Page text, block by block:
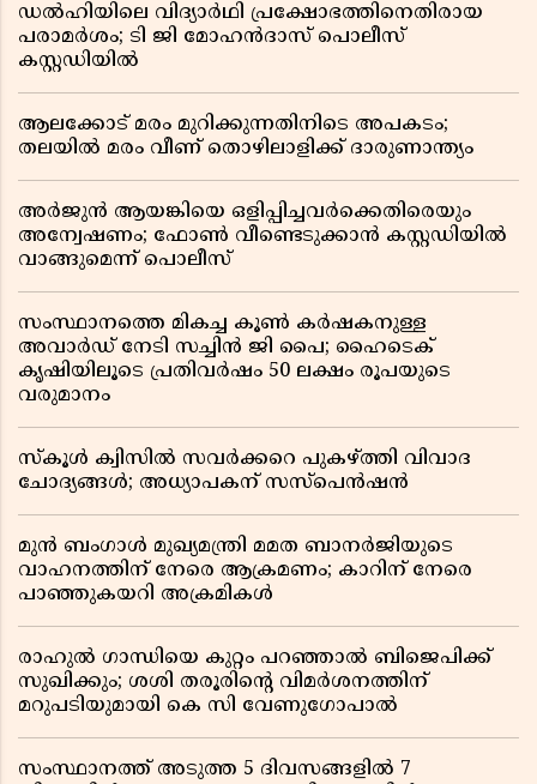
ഡൽഹിയിലെ വിദ്യാർഥി പ്രക്ഷോഭത്തിനെതിരായ
പരാമർശം; ടി ജി മോഹൻദാസ് പൊലീസ്
കസ്റ്റഡിയിൽ
ആലക്കോട് മരം മുറിക്കുന്നതിനിടെ അപകടം;
തലയിൽ മരം വീണ് തൊഴിലാളിക്ക് ദാരുണാന്ത്യം
അർജുൻ ആയങ്കിയെ ഒളിപ്പിച്ചവർക്കെതിരെയും
അന്വേഷണം; ഫോൺ വീണ്ടെടുക്കാൻ കസ്റ്റഡിയിൽ
വാങ്ങുമെന്ന് പൊലീസ്
സംസ്ഥാനത്തെ മികച്ച കൂൺ കർഷകനുള്ള
അവാർഡ് നേടി സച്ചിൻ ജി പൈ; ഹൈടെക്
കൃഷിയിലൂടെ പ്രതിവർഷം 50 ലക്ഷം രൂപയുടെ
വരുമാനം
സ്കൂൾ ക്വിസിൽ സവർക്കറെ പുകഴ്ത്തി വിവാദ
ചോദ്യങ്ങൾ; അധ്യാപകന് സസ്പെൻഷൻ
മുൻ ബംഗാൾ മുഖ്യമന്ത്രി മമത ബാനർജിയുടെ
വാഹനത്തിന് നേരെ ആക്രമണം; കാറിന് നേരെ
പാഞ്ഞുകയറി അക്രമികൾ
രാഹുൽ ഗാന്ധിയെ കുറ്റം പറഞ്ഞാൽ ബിജെപിക്ക്
സുഖിക്കും; ശശി തരൂരിന്റെ വിമർശനത്തിന്
മറുപടിയുമായി കെ സി വേണുഗോപാൽ
സംസ്ഥാനത്ത് അടുത്ത 5 ദിവസങ്ങളിൽ 7